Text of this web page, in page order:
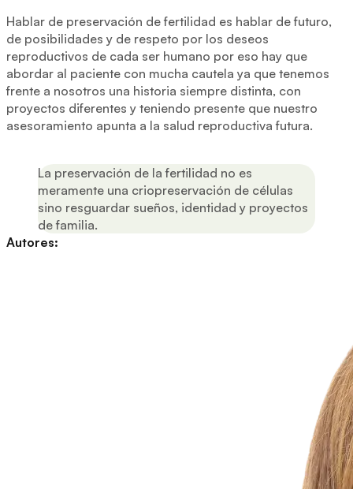
Hablar de preservación de fertilidad es hablar de futuro,
de posibilidades y de respeto por los deseos
reproductivos de cada ser humano por eso hay que
abordar al paciente con mucha cautela ya que tenemos
frente a nosotros una historia siempre distinta, con
proyectos diferentes y teniendo presente que nuestro
asesoramiento apunta a la salud reproductiva futura.
La preservación de la fertilidad no es
meramente una criopreservación de células
sino resguardar sueños, identidad y proyectos
de familia.
Autores: